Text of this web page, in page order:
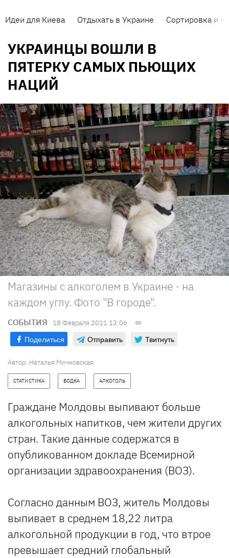
Идеи для Киева Отдыхать в Украине Сортировка и
УКРАИНЦЫ ВОШЛИ В
ПЯТЕРКУ САМЫХ ПЬЮЩИХ
НАЦИЙ
Магазины с алкоголем в Украине - на
каждом углу. Фото "В городе".
СОБЫТИЯ 18 Февраля 2011 12:06
Поделиться Отправить Твитнуть
Автор: Наталья Мичковская
СТАТИСТИКА ВОДКА АЛКОГОЛЬ
Граждане Молдовы выпивают больше
алкогольных напитков, чем жители других
стран. Такие данные содержатся в
опубликованном докладе Всемирной
организации здравоохранения (ВОЗ).
Согласно данным ВОЗ, житель Молдовы
выпивает в среднем 18,22 литра
алкогольной продукции в год, что втрое
превышает средний глобальный